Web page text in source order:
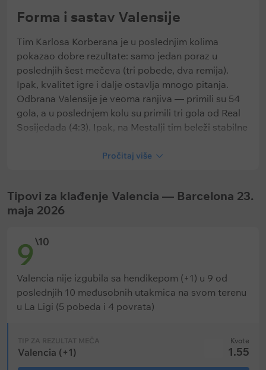
Forma i sastav Valensije
Tim Karlosa Korberana je u poslednjim kolima
pokazao dobre rezultate: samo jedan poraz u
poslednjih šest mečeva (tri pobede, dva remija).
Ipak, kvalitet igre i dalje ostavlja mnogo pitanja.
Odbrana Valensije je veoma ranjiva — primili su 54
gola, a u poslednjem kolu su primili tri gola od Real
Sosijedada (4:3). Ipak, na Mestalji tim beleži stabilne
Važni podaci o Valensiji:
U četiri od poslednjih šest mečeva Valensije
prošla je opklada na „oba tima daju gol – GG“.
Valensija je tokom sezone zaradila samo 69 žutih
kartona (manje imaju samo Real i Barselona).
Valensija je u 7 od prethodnih 11 mečeva protiv
Pročitaj više
Tipovi za klađenje Valencia — Barcelona 23.
maja 2026
9\10
Valencia nije izgubila sa hendikepom (+1) u 9 od
poslednjih 10 međusobnih utakmica na svom terenu
u La Ligi (5 pobeda i 4 povrata)
TIP ZA REZULTAT MEČA
Valencia (+1)
Kvote
1.55